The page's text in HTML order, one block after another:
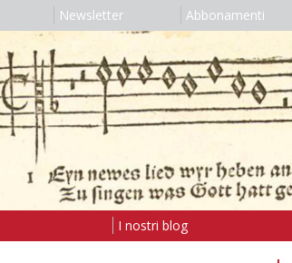
Newsletter Abbonamenti
I nostri blog